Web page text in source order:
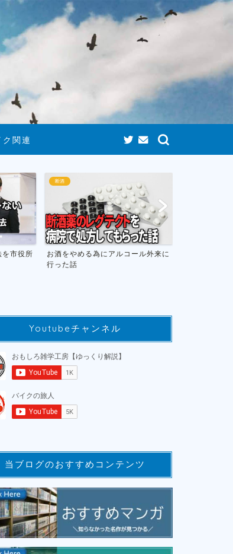
ク関連
市役所
断酒
お酒をやめる為にアルコール外来に
行った話
Youtubeチャンネル
当ブログのおすすめコンテンツ